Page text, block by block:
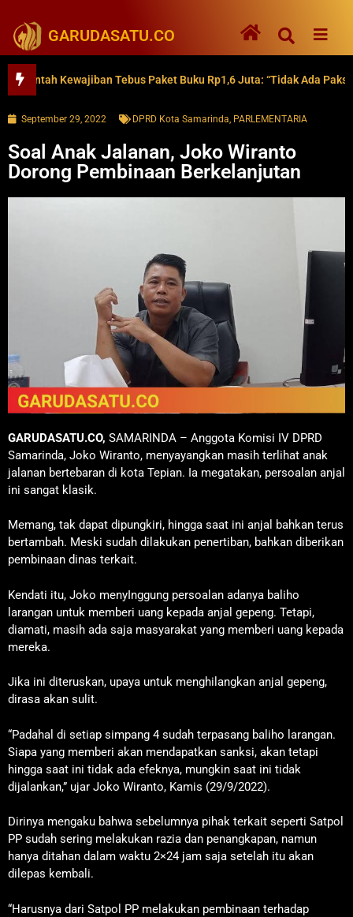
GARUDASATU.CO
Kewajiban Tebus Paket Buku Rp1,6 Juta: “Tidak Ada Paksaan”
September 29, 2022 DPRD Kota Samarinda, PARLEMENTARIA
Soal Anak Jalanan, Joko Wiranto
Dorong Pembinaan Berkelanjutan
GARUDASATU.CO, SAMARINDA – Anggota Komisi IV DPRD
Samarinda, Joko Wiranto, menyayangkan masih terlihat anak
jalanan bertebaran di kota Tepian. Ia megatakan, persoalan anjal
ini sangat klasik.
Memang, tak dapat dipungkiri, hingga saat ini anjal bahkan terus
bertambah. Meski sudah dilakukan penertiban, bahkan diberikan
pembinaan dinas terkait.
Kendati itu, Joko menyInggung persoalan adanya baliho
larangan untuk memberi uang kepada anjal gepeng. Tetapi,
diamati, masih ada saja masyarakat yang memberi uang kepada
mereka.
Jika ini diteruskan, upaya untuk menghilangkan anjal gepeng,
dirasa akan sulit.
“Padahal di setiap simpang 4 sudah terpasang baliho larangan.
Siapa yang memberi akan mendapatkan sanksi, akan tetapi
hingga saat ini tidak ada efeknya, mungkin saat ini tidak
dijalankan,” ujar Joko Wiranto, Kamis (29/9/2022).
Dirinya mengaku bahwa sebelumnya pihak terkait seperti Satpol
PP sudah sering melakukan razia dan penangkapan, namun
hanya ditahan dalam waktu 2×24 jam saja setelah itu akan
dilepas kembali.
“Harusnya dari Satpol PP melakukan pembinaan terhadap